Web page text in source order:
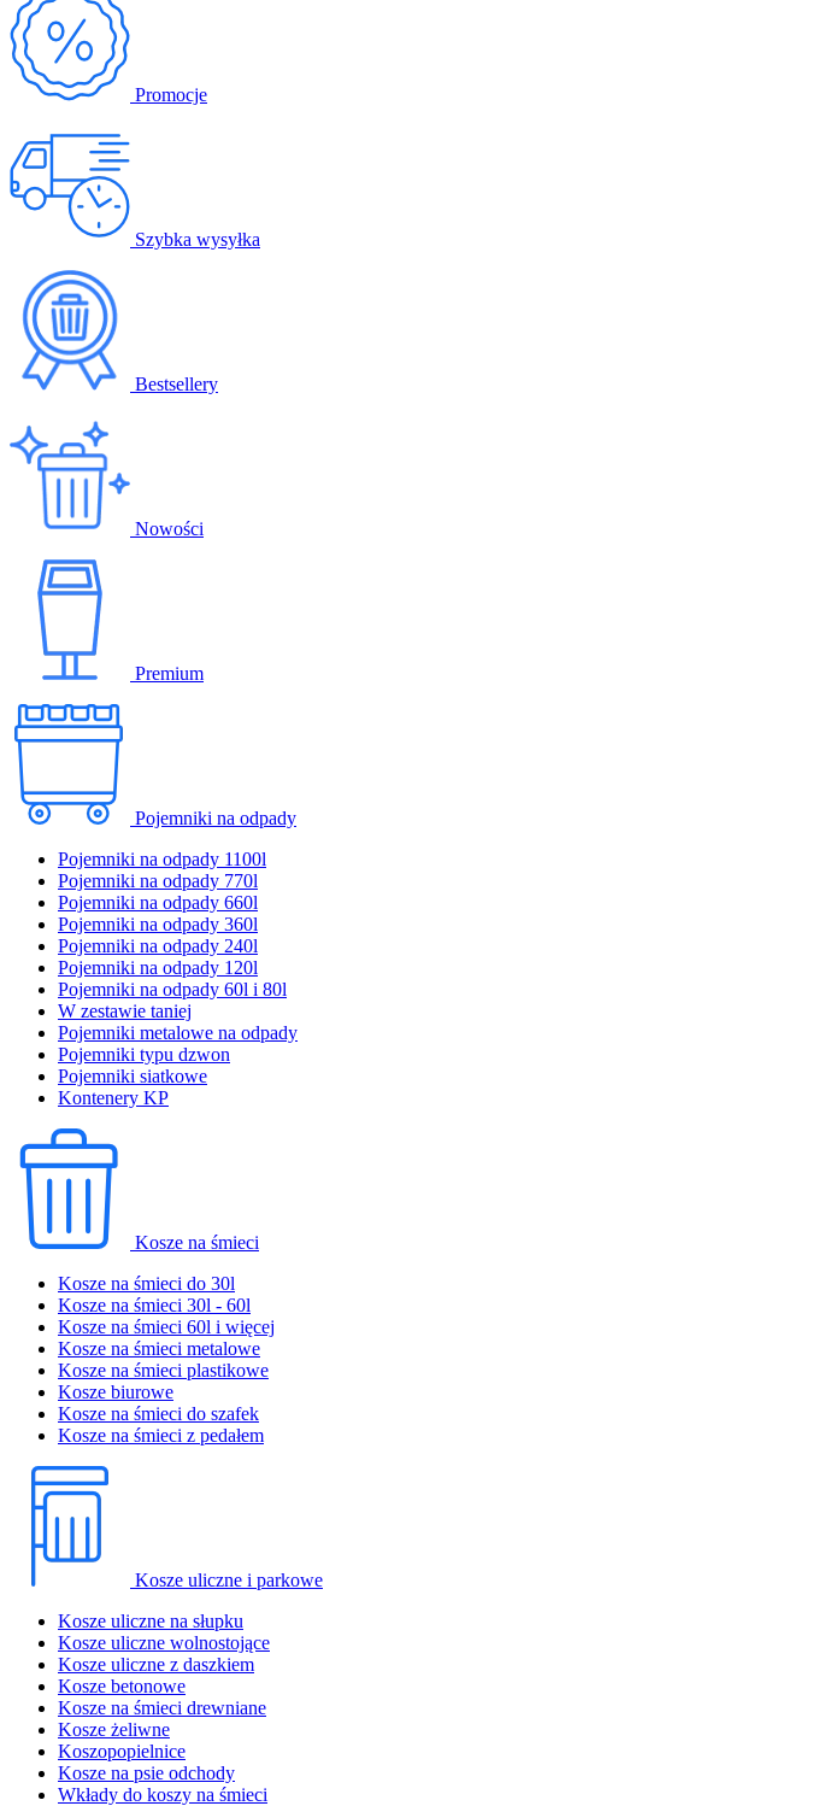
Promocje
Szybka wysyłka
Bestsellery
Nowości
Premium
Pojemniki na odpady
Pojemniki na odpady 1100l
Pojemniki na odpady 770l
Pojemniki na odpady 660l
Pojemniki na odpady 360l
Pojemniki na odpady 240l
Pojemniki na odpady 120l
Pojemniki na odpady 60l i 80l
W zestawie taniej
Pojemniki metalowe na odpady
Pojemniki typu dzwon
Pojemniki siatkowe
Kontenery KP
Kosze na śmieci
Kosze na śmieci do 30l
Kosze na śmieci 30l - 60l
Kosze na śmieci 60l i więcej
Kosze na śmieci metalowe
Kosze na śmieci plastikowe
Kosze biurowe
Kosze na śmieci do szafek
Kosze na śmieci z pedałem
Kosze uliczne i parkowe
Kosze uliczne na słupku
Kosze uliczne wolnostojące
Kosze uliczne z daszkiem
Kosze betonowe
Kosze na śmieci drewniane
Kosze żeliwne
Koszopopielnice
Kosze na psie odchody
Wkłady do koszy na śmieci